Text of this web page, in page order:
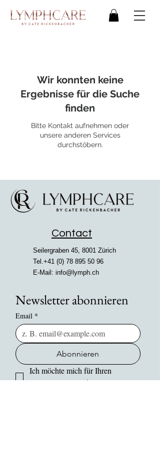
Wir konnten keine
Ergebnisse für die Suche
finden
Bitte Kontakt aufnehmen oder
unsere anderen Services
durchstöbern.
Contact
Seilergraben 45, 8001 Zürich
Tel.+41 (0) 78 895 50 96
E-Mail: info@lymph.ch
Newsletter abonnieren
Email *
Abonnieren
Ich möchte mich für Ihren
Newsletter anmelden